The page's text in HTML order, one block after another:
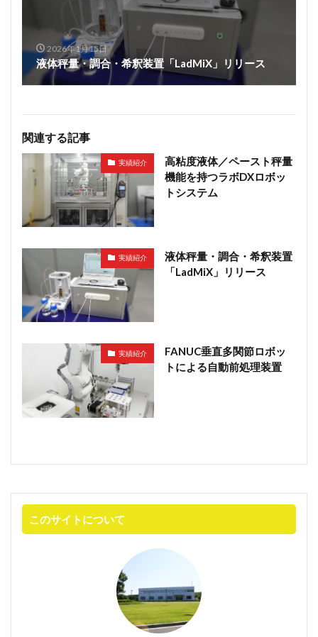
2026年1月15日
液体秤量・調合・希釈装置「LadMiX」リリース
関連する記事
実績紹介
高粘度液体／ペースト秤量
機能を持つラボDXロボッ
トシステム
実績紹介
液体秤量・調合・希釈装置
「LadMiX」リリース
実績紹介
FANUC垂直多関節ロボッ
トによる自動前処理装置
このサイトについて